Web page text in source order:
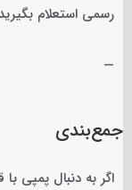
رسمی استعلام
—
جمع‌بندی
اگر به دنبال پمپی